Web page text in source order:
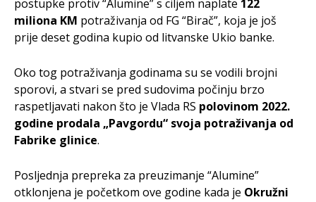
postupke protiv “Alumine” s ciljem naplate 122
miliona KM potraživanja od FG “Birač”, koja je još
prije deset godina kupio od litvanske Ukio banke.
Oko tog potraživanja godinama su se vodili brojni
sporovi, a stvari se pred sudovima počinju brzo
raspetljavati nakon što je Vlada RS polovinom 2022.
godine prodala „Pavgordu“ svoja potraživanja od
Fabrike glinice.
Posljednja prepreka za preuzimanje “Alumine”
otklonjena je početkom ove godine kada je Okružni